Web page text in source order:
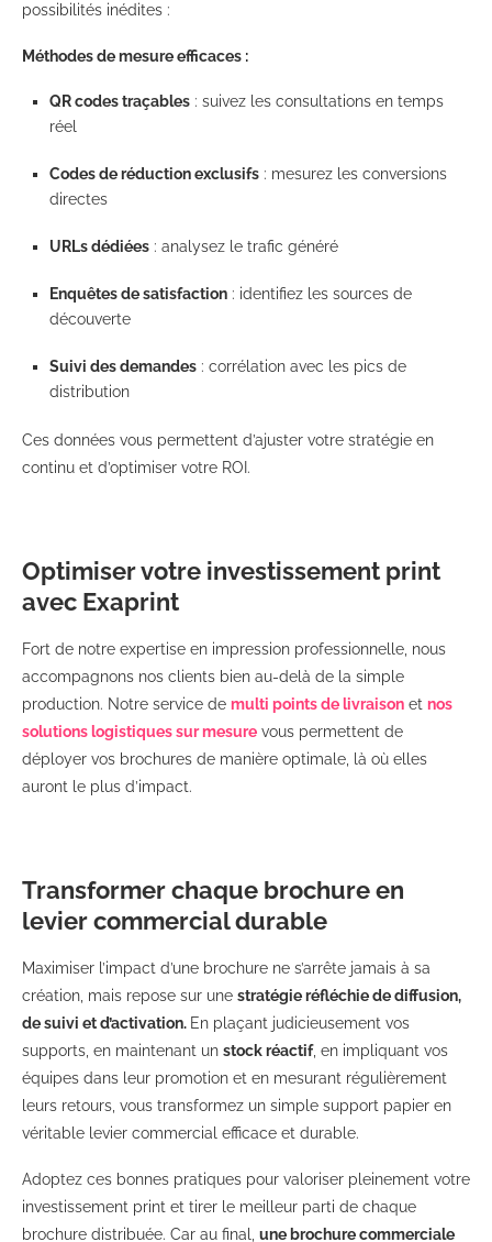
possibilités inédites :
Méthodes de mesure efficaces :
QR codes traçables : suivez les consultations en temps
réel
Codes de réduction exclusifs : mesurez les conversions
directes
URLs dédiées : analysez le trafic généré
Enquêtes de satisfaction : identifiez les sources de
découverte
Suivi des demandes : corrélation avec les pics de
distribution
Ces données vous permettent d’ajuster votre stratégie en
continu et d’optimiser votre ROI.
Optimiser votre investissement print
avec Exaprint
Fort de notre expertise en impression professionnelle, nous
accompagnons nos clients bien au-delà de la simple
production. Notre service de multi points de livraison et nos
solutions logistiques sur mesure vous permettent de
déployer vos brochures de manière optimale, là où elles
auront le plus d’impact.
Transformer chaque brochure en
levier commercial durable
Maximiser l’impact d’une brochure ne s’arrête jamais à sa
création, mais repose sur une stratégie réfléchie de diffusion,
de suivi et d’activation. En plaçant judicieusement vos
supports, en maintenant un stock réactif, en impliquant vos
équipes dans leur promotion et en mesurant régulièrement
leurs retours, vous transformez un simple support papier en
véritable levier commercial efficace et durable.
Adoptez ces bonnes pratiques pour valoriser pleinement votre
investissement print et tirer le meilleur parti de chaque
brochure distribuée. Car au final, une brochure commerciale